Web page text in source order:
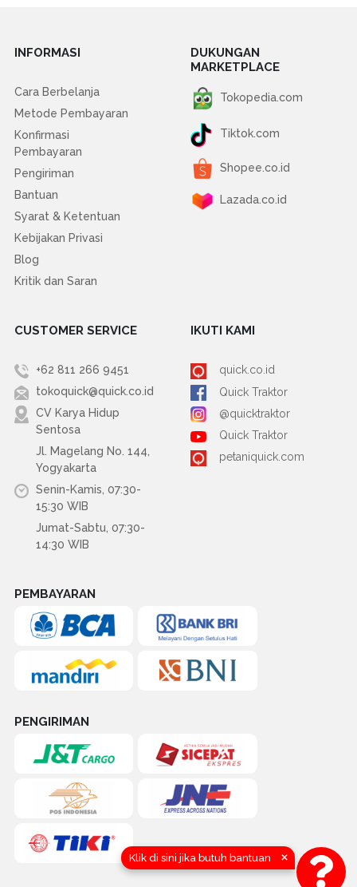
Klik di sini jika butuh bantuan ×
INFORMASI
Cara Berbelanja
Metode Pembayaran
Konfirmasi
Pembayaran
Pengiriman
Bantuan
Syarat & Ketentuan
Kebijakan Privasi
Blog
Kritik dan Saran
DUKUNGAN
MARKETPLACE
Tokopedia.com
Tiktok.com
Shopee.co.id
Lazada.co.id
CUSTOMER SERVICE
+62 811 266 9451
tokoquick@quick.co.id
CV Karya Hidup
Sentosa
Jl. Magelang No. 144,
Yogyakarta
Senin-Kamis, 07:30-
15:30 WIB
Jumat-Sabtu, 07:30-
14:30 WIB
IKUTI KAMI
quick.co.id
Quick Traktor
@quicktraktor
Quick Traktor
petaniquick.com
PEMBAYARAN
PENGIRIMAN